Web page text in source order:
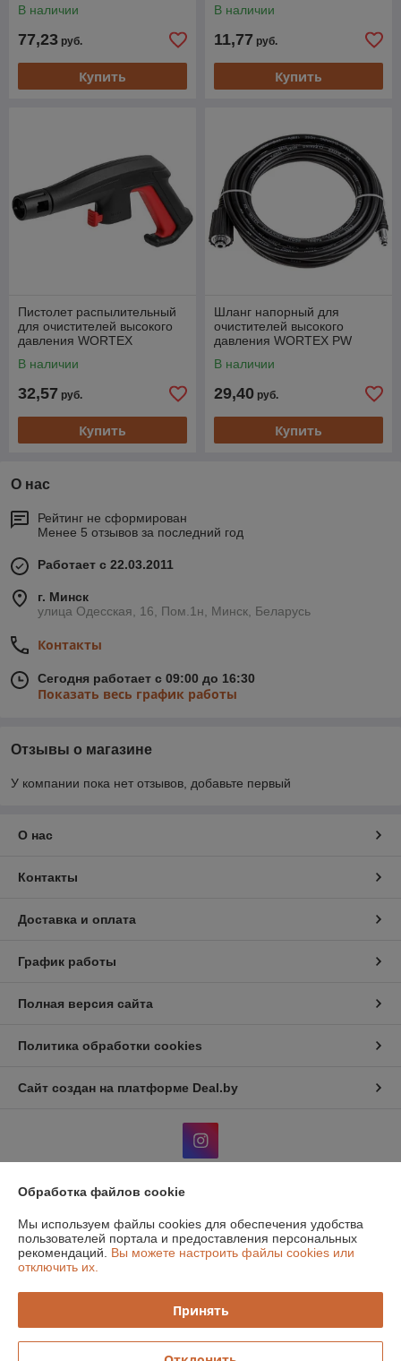
1, PW 16 (Подходит
В наличии
77,23 руб.
Купить
1420 (тип присоединения
В наличии
11,77 руб.
Купить
Пистолет распылительный
для очистителей высокого
давления WORTEX
PW1523-1, PW1620 (тип
В наличии
32,57 руб.
Купить
Шланг напорный для
очистителей высокого
давления WORTEX PW
1, PW 1620
В наличии
29,40 руб.
Купить
О нас
Рейтинг не сформирован
Менее 5 отзывов за последний год
Работает с 22.03.2011
г. Минск
улица Одесская, 16, Пом.1н, Минск, Беларусь
Контакты
Сегодня работает с 09:00 до 16:30
Показать весь график работы
Отзывы о магазине
У компании пока нет отзывов, добавьте первый
О нас
Контакты
Доставка и оплата
График работы
Полная версия сайта
Политика обработки cookies
Сайт создан на платформе Deal.by
Юридическое лицо:Общество с дополнительной отвественностью
"Атон классик"
220131, г. Минск, 1й Измайловский пер, 51, ком.1
Регистрационный номер ЕГР: 190516319
Регистрационный орган: Мингорисполком
Обработка файлов cookie
Мы используем файлы cookies для обеспечения удобства
пользователей портала и предоставления персональных
рекомендаций. Вы можете настроить файлы cookies или
отключить их.
Принять